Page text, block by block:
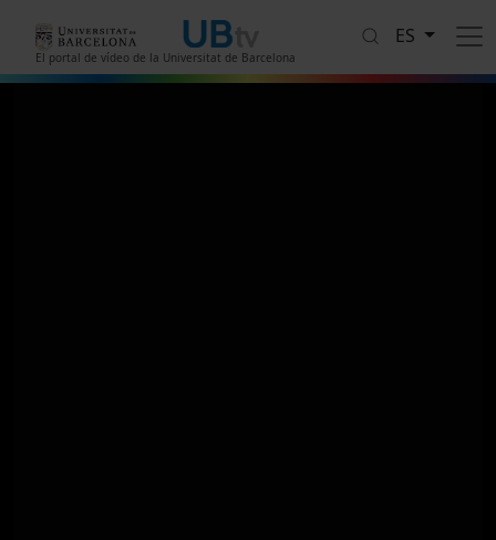
El portal de vídeo de la Universitat de Barcelona
ES